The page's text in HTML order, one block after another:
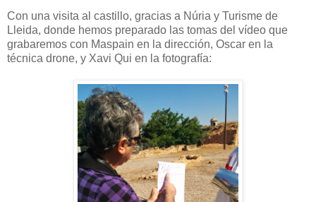
Con una visita al castillo, gracias a Núria y Turisme de
Lleida, donde hemos preparado las tomas del vídeo que
grabaremos con Maspain en la dirección, Oscar en la
técnica drone, y Xavi Qui en la fotografía: